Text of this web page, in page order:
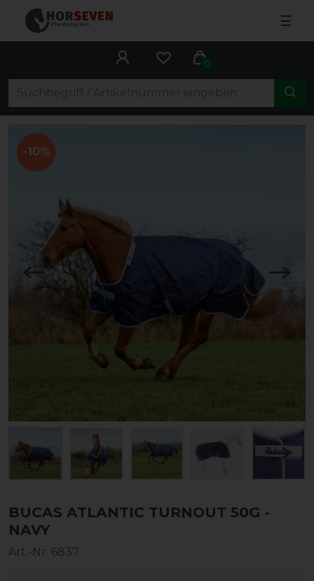
☰
0
-10%
BUCAS ATLANTIC TURNOUT 50G -
NAVY
Art.-Nr: 6837